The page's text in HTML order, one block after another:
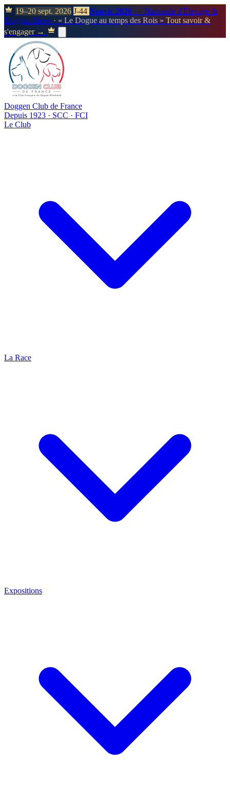
19–20 sept. 2026 J-44 Neuvic 2026 — Nationale d'Élevage &
Doggen Show · « Le Dogue au temps des Rois » Tout savoir &
s'engager →
Doggen Club de France
Depuis 1923 · SCC · FCI
Le Club
La Race
Expositions